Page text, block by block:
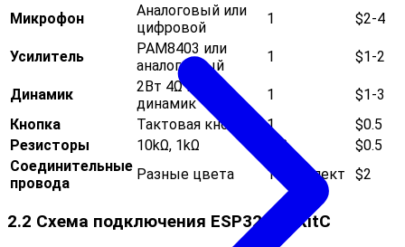
Микрофон
Аналоговый или
цифровой
1 $2-4
Усилитель
PAM8403 или
аналогичный
1 $1-2
Динамик
2Вт 4Ω мини-
динамик
1
$1-3
Кнопка
Тактовая кнопка 1
$0.5
Резисторы
10kΩ, 1kΩ 2-3
$0.5
Соединительные
провода
Разные цвета 1 комплект $2
2.2 Схема подключения ESP32-DevKitC